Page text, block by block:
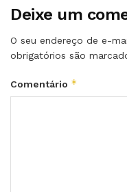
Deixe um
O seu endereço de e-
obrigatórios são
Comentário *